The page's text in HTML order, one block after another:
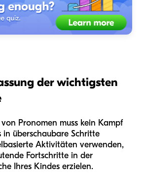
der wichtigsten
Pronomen muss kein Kampf
in überschaubare Schritte
Aktivitäten verwenden,
Fortschritte in der
Ihres Kindes erzielen.